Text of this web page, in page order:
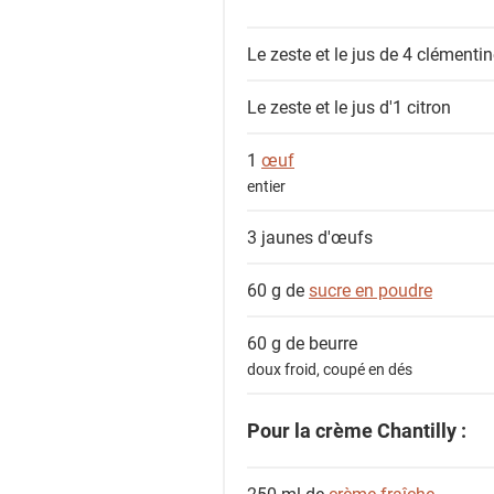
Le zeste et le jus de 4
Le zeste et le jus d'1 citron
1 œuf
entier
3 jaunes d'œufs
60 g desucre en poudre
60 g de beurre
doux froid, coupé en dés
Pour la crème Chantilly :